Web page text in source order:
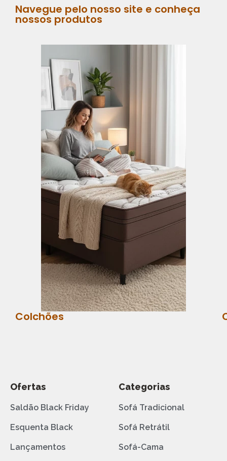
Navegue pelo nosso site e conheça
nossos produtos
Colchões
Ofertas
Saldão Black Friday
Esquenta Black
Lançamentos
Categorias
Sofá Tradicional
Sofá Retrátil
Sofá-Cama